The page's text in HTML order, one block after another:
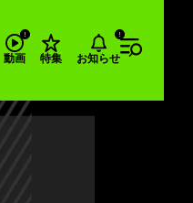
動画 特集 お知らせ